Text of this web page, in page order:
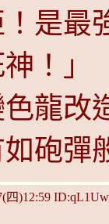
！是
！」
龍改
砲彈
四)12:59